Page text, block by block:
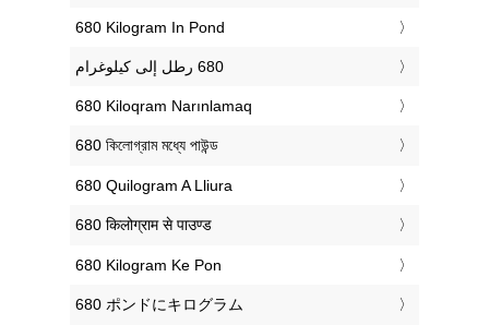
‎680 Kilogram In Pond
‎680 Kiloqram Narınlamaq
‎680 কিলোগ্রাম মধ্যে পাউন্ড
‎680 Quilogram A Lliura
‎680 किलोग्राम से पाउण्ड
‎680 Kilogram Ke Pon
‎680 ポンドにキログラム